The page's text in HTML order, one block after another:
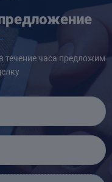
часа предложим